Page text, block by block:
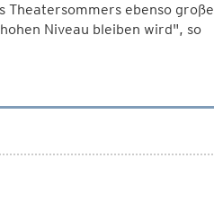
Theatersommers ebenso große
Niveau bleiben wird", so